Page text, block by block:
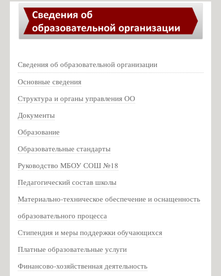
Платонова О.С, учитель математики
Косаржевская К.С., учитель информатики
Волкова Н.О. - учитель музыки
Семенова И.В. - библиотекарь
Амосёнок Н.Л. - учитель математики
Михеенкова М.И. - учитель начальных классов
Карпёнкова А.Ю. - учитель начальных классов
Петрова С.И. - учитель русского языка и литературы
Архипова И.А. - учитель иностранного языка
Захарова А.Э. - учитель начальных классов
Бондарева А.Н. - учитель истории и обществознания
Кондратьева В.А. - учитель английского языка
Кашникова О.В., завуч по ВР
Чижиков А.Д. - учитель ОБЗР
Сведения об образовательной организации
Основные сведения
Структура и органы управления ОО
Документы
Образование
Образовательные стандарты
Руководство МБОУ СОШ №18
Педагогический состав школы
Материально-техническое обеспечение и оснащенность
образовательного процесса
Стипендия и меры поддержки обучающихся
Платные образовательные услуги
Финансово-хозяйственная деятельность